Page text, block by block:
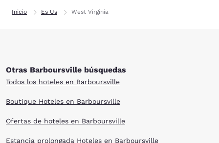
Inicio Es Us West Virginia
Otras Barboursville búsquedas
Todos los hoteles en Barboursville
Boutique Hoteles en Barboursville
Ofertas de hoteles en Barboursville
Estancia prolongada Hoteles en Barboursville